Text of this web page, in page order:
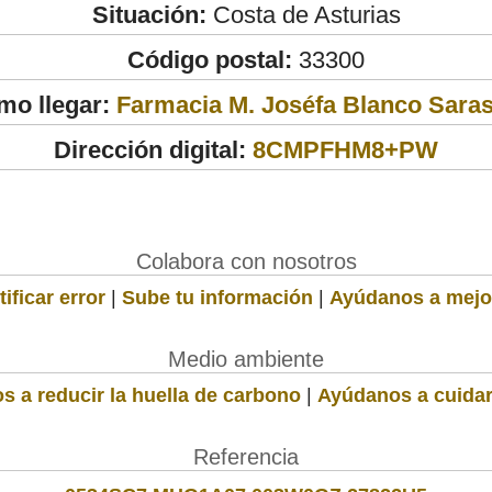
Situación: Costa de Asturias
Código postal: 33300
llegar: Farmacia M. Joséfa Blanco
Dirección digital: 8CMPFHM8+PW
Colabora con nosotros
error | Sube tu información | Ayúdanos a
Medio ambiente
a reducir la huella de carbono | Ayúdanos a
Referencia